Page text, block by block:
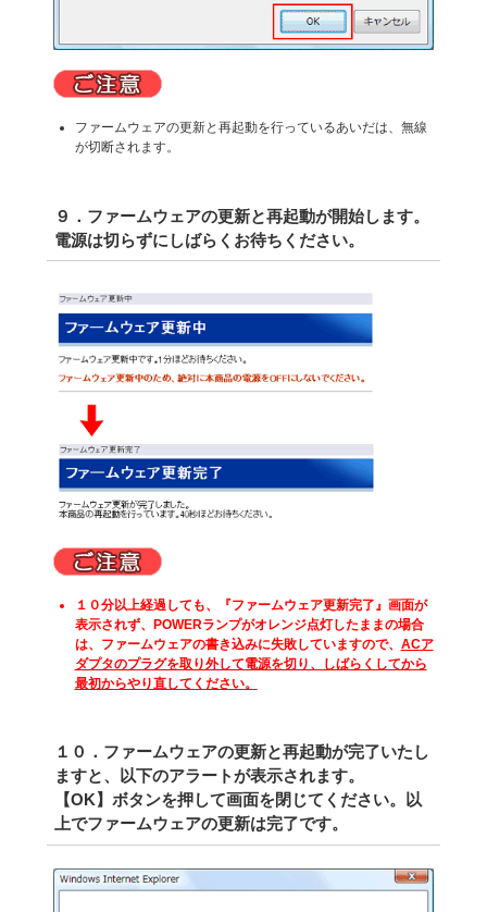
ファームウェアの更新と再起動を行っているあいだは、無線
が切断されます。
９．ファームウェアの更新と再起動が開始します。
電源は切らずにしばらくお待ちください。
１０分以上経過しても、『ファームウェア更新完了』画面が
表示されず、POWERランプがオレンジ点灯したままの場合
は、ファームウェアの書き込みに失敗していますので、 ACア
ダプタのプラグを取り外して電源を切り、しばらくしてから
最初からやり直してください。
１０．ファームウェアの更新と再起動が完了いたし
ますと、以下のアラートが表示されます。
【OK】ボタンを押して画面を閉じてください。以
上でファームウェアの更新は完了です。